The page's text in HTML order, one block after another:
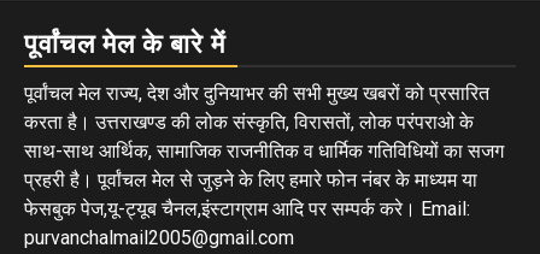
पूर्वांचल मेल के बारे में
पूर्वांचल मेल राज्य, देश और दुनियाभर की सभी मुख्य खबरों को प्रसारित
करता है। उत्तराखण्ड की लोक संस्कृति, विरासतों, लोक परंपराओ के
साथ-साथ आर्थिक, सामाजिक राजनीतिक व धार्मिक गतिविधियों का सजग
प्रहरी है। पूर्वांचल मेल से जुड़ने के लिए हमारे फोन नंबर के माध्यम या
फेसबुक पेज,यू-ट्यूब चैनल,इंस्टाग्राम आदि पर सम्पर्क करे। Email:
purvanchalmail2005@gmail.com